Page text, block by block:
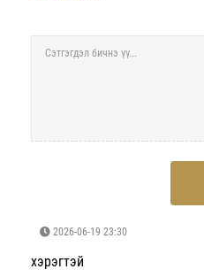
2026-06-19 23:30
хэрэгтэй